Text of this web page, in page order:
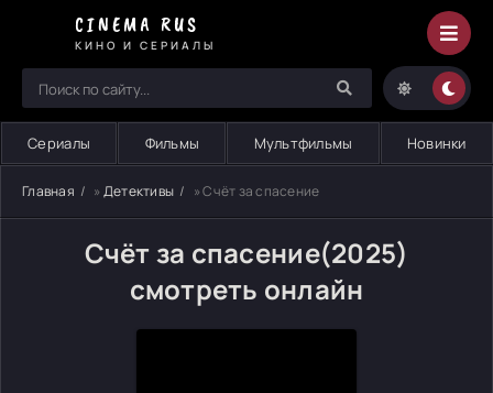
CINEMA RUS
КИНО И СЕРИАЛЫ
Сериалы Фильмы Мультфильмы Новинки
Главная » Детективы » Счёт за спасение
Счёт за спасение(2025)
смотреть онлайн